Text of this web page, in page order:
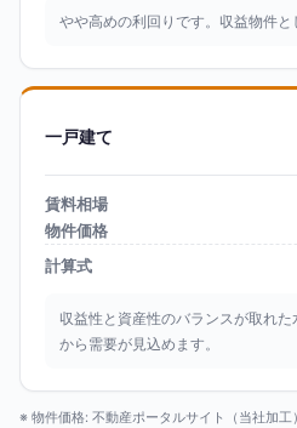
やや高めの利回りです。収益物件と
一戸建て
賃料相場
物件価格
計算式
収益性と資産性のバランスが取れ
から需要が見込めます。
※ 物件価格: 不動産ポータルサイト（当社加工